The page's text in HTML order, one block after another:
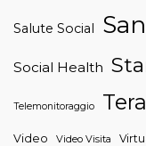
Salute Social
Social Health
Telemonitoraggio
Video Video Visita